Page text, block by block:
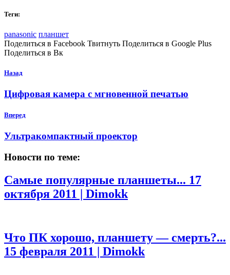
Теги:
panasonic планшет
Поделиться в Facebook Твитнуть Поделиться в Google Plus
Поделиться в Вк
Назад
Цифровая камера с мгновенной печатью
Вперед
Ультракомпактный проектор
Новости по теме:
Самые популярные планшеты... 17
октября 2011 | Dimokk
Что ПК хорошо, планшету — смерть?...
15 февраля 2011 | Dimokk